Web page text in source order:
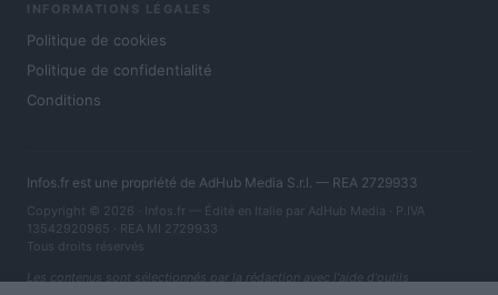
INFORMATIONS LÉGALES
Politique de cookies
Politique de confidentialité
Conditions
Infos.fr est une propriété de AdHub Media S.r.l. — REA 2729933
Copyright © 2026 · Infos.fr — Édité en Italie par AdHub Media · P.IVA
13542920965 · REA MI 2729933
Tous droits réservés
Les contenus sont sélectionnés par la rédaction avec l'aide d'outils